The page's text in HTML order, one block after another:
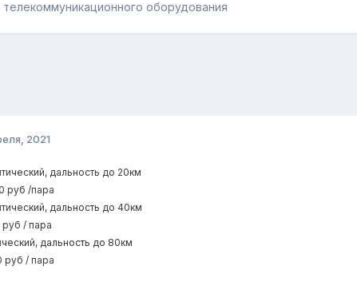
оборудования
2021
дальность до 20км
руб /пара
дальность до 40км
/ пара
дальность до 80км
руб / пара